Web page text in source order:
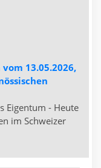
13.05.2026,
Eigentum - Heute
im Schweizer